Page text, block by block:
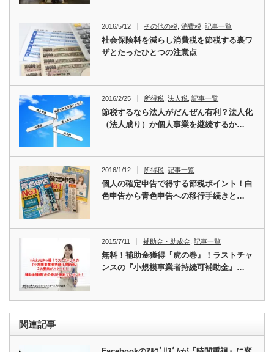
2016/5/12 その他の税 ,消費税 ,記事一覧
社会保険料を減らし消費税を節税する裏ワ
ザとたったひとつの注意点
2016/2/25 所得税 ,法人税 ,記事一覧
節税するなら法人がだんぜん有利？法人化
（法人成り）か個人事業を継続するか…
2016/1/12 所得税 ,記事一覧
個人の確定申告で得する節税ポイント！白
色申告から青色申告への移行手続きと…
2015/7/11 補助金・助成金,記事一覧
無料！補助金獲得『虎の巻』！ラストチャ
ンスの『小規模事業者持続可補助金』…
関連記事